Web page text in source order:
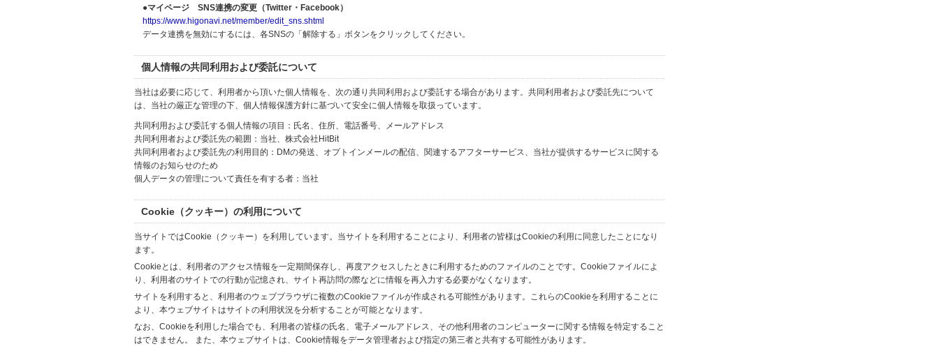
●マイページ SNS連携の変更（Twitter・Facebook）
https://www.higonavi.net/member/edit_sns.shtml
データ連携を無効にするには、各SNSの「解除する」ボタンをクリックしてください。
個人情報の共同利用および委託について
当社は必要に応じて、利用者から頂いた個人情報を、次の通り共同利用および委託する場合があります。共同利用者および委託先について
は、当社の厳正な管理の下、個人情報保護方針に基づいて安全に個人情報を取扱っています。
共同利用および委託する個人情報の項目：氏名、住所、電話番号、メールアドレス
共同利用者および委託先の範囲：当社、株式会社HitBit
共同利用者および委託先の利用目的：DMの発送、オプトインメールの配信、関連するアフターサービス、当社が提供するサービスに関する
情報のお知らせのため
個人データの管理について責任を有する者：当社
Cookie（クッキー）の利用について
当サイトではCookie（クッキー）を利用しています。当サイトを利用することにより、利用者の皆様はCookieの利用に同意したことになり
ます。
Cookieとは、利用者のアクセス情報を一定期間保存し、再度アクセスしたときに利用するためのファイルのことです。Cookieファイルによ
り、利用者のサイトでの行動が記憶され、サイト再訪問の際などに情報を再入力する必要がなくなります。
サイトを利用すると、利用者のウェブブラウザに複数のCookieファイルが作成される可能性があります。これらのCookieを利用することに
より、本ウェブサイトはサイトの利用状況を分析することが可能となります。
なお、Cookieを利用した場合でも、利用者の皆様の氏名、電子メールアドレス、その他利用者のコンピューターに関する情報を特定すること
はできません。 また、本ウェブサイトは、Cookie情報をデータ管理者および指定の第三者と共有する可能性があります。